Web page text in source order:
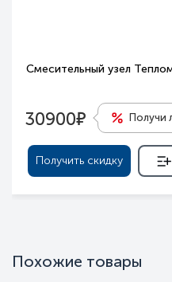
Смесительный узел
30900е Получи
Получить скидку
Похожие товары